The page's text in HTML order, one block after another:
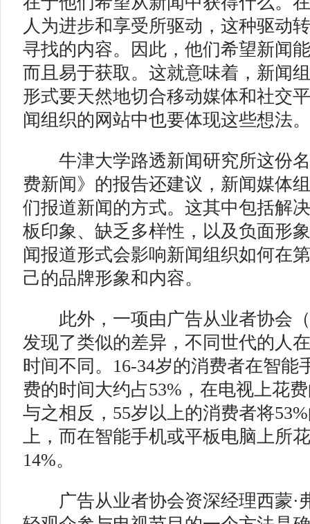
人为进步和享受所驱动，这种驱动
寻找的内容。因此，他们希望新闻
而且易于获取。这就意味着，新闻
形式要天然地切合移动媒体和社交
闻组织的网站中也要体现这些想法。
牛津大学路透新闻研究所这份名
费新闻》的报告还建议，新闻媒体
们报道新闻的方式。这其中包括解
板印象、缺乏多样性，以及负面形
闻报道形式会影响新闻组织如何在
己的品牌形象和内容。
此外，一项由广告从业者协会（
发现了类似的差异，不同世代的人
时间不同。16-34岁的消费者在智能
费的时间大约占53%，在电视上花
与之相反，55岁以上的消费者将
上，而在智能手机或平板电脑上所
14%。
广告从业者协会资深经理西蒙·